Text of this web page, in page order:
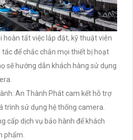
hoàn tất việc lắp đặt, kỹ thuật viên
để chắc chắn mọi thiết bị hoạt
sẽ hướng dẫn khách hàng sử dụng
An Thành Phát cam kết hỗ trợ
trình sử dụng hệ thống camera.
cấp dịch vụ bảo hành để khách
phẩm.